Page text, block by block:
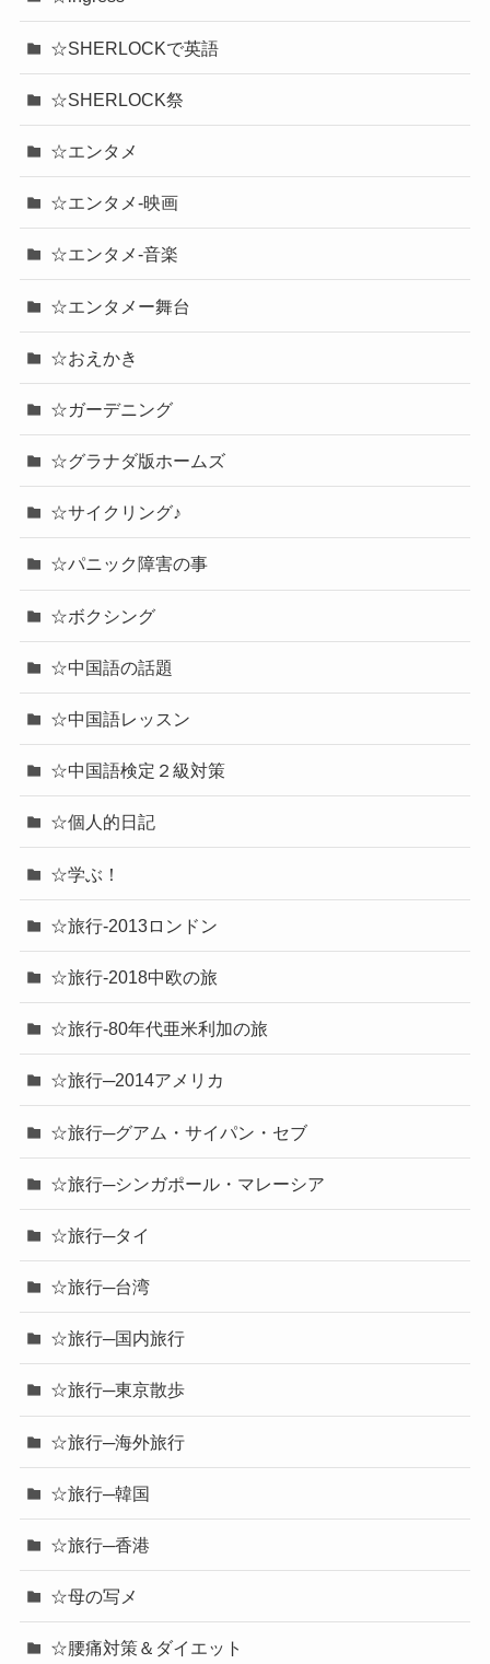
☆SHERLOCKで英語
☆SHERLOCK祭
☆エンタメ
☆エンタメ-映画
☆エンタメ-音楽
☆エンタメー舞台
☆おえかき
☆ガーデニング
☆グラナダ版ホームズ
☆サイクリング♪
☆パニック障害の事
☆ボクシング
☆中国語の話題
☆中国語レッスン
☆中国語検定２級対策
☆個人的日記
☆学ぶ！
☆旅行-2013ロンドン
☆旅行-2018中欧の旅
☆旅行-80年代亜米利加の旅
☆旅行─2014アメリカ
☆旅行─グアム・サイパン・セブ
☆旅行─シンガポール・マレーシア
☆旅行─タイ
☆旅行─台湾
☆旅行─国内旅行
☆旅行─東京散歩
☆旅行─海外旅行
☆旅行─韓国
☆旅行─香港
☆母の写メ
☆腰痛対策＆ダイエット